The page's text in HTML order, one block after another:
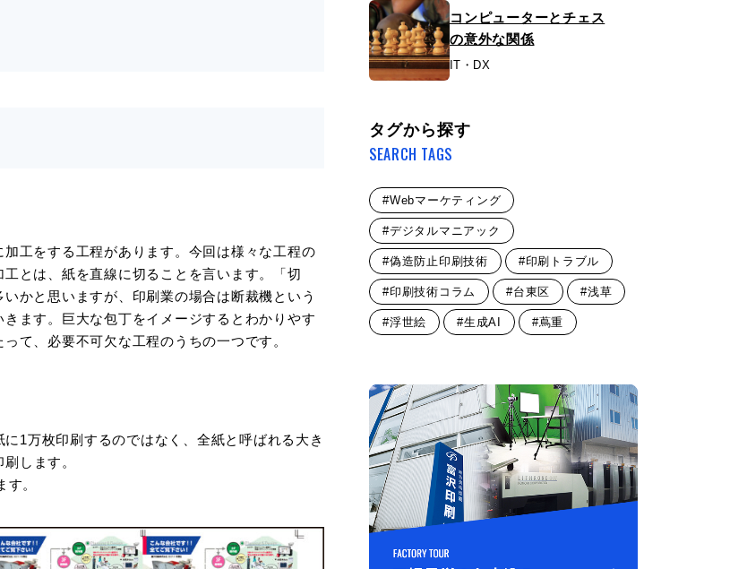
工をする工程があります。今回は様々な工程の
とは、紙を直線に切ることを言います。「切
かと思いますが、印刷業の場合は断裁機という
ます。巨大な包丁をイメージするとわかりやす
て、必要不可欠な工程のうちの一つです。
1万枚印刷するのではなく、全紙と呼ばれる大き
します。
。
コンピューターとチェス
の意外な関係
IT・DX
タグから探す
SEARCH TAGS
#Webマーケティング
#デジタルマニアック
#偽造防止印刷技術 #印刷トラブル
#印刷技術コラム #台東区 #浅草
#浮世絵 #生成AI #蔦重